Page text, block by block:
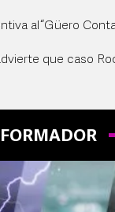
al “Güero
que caso